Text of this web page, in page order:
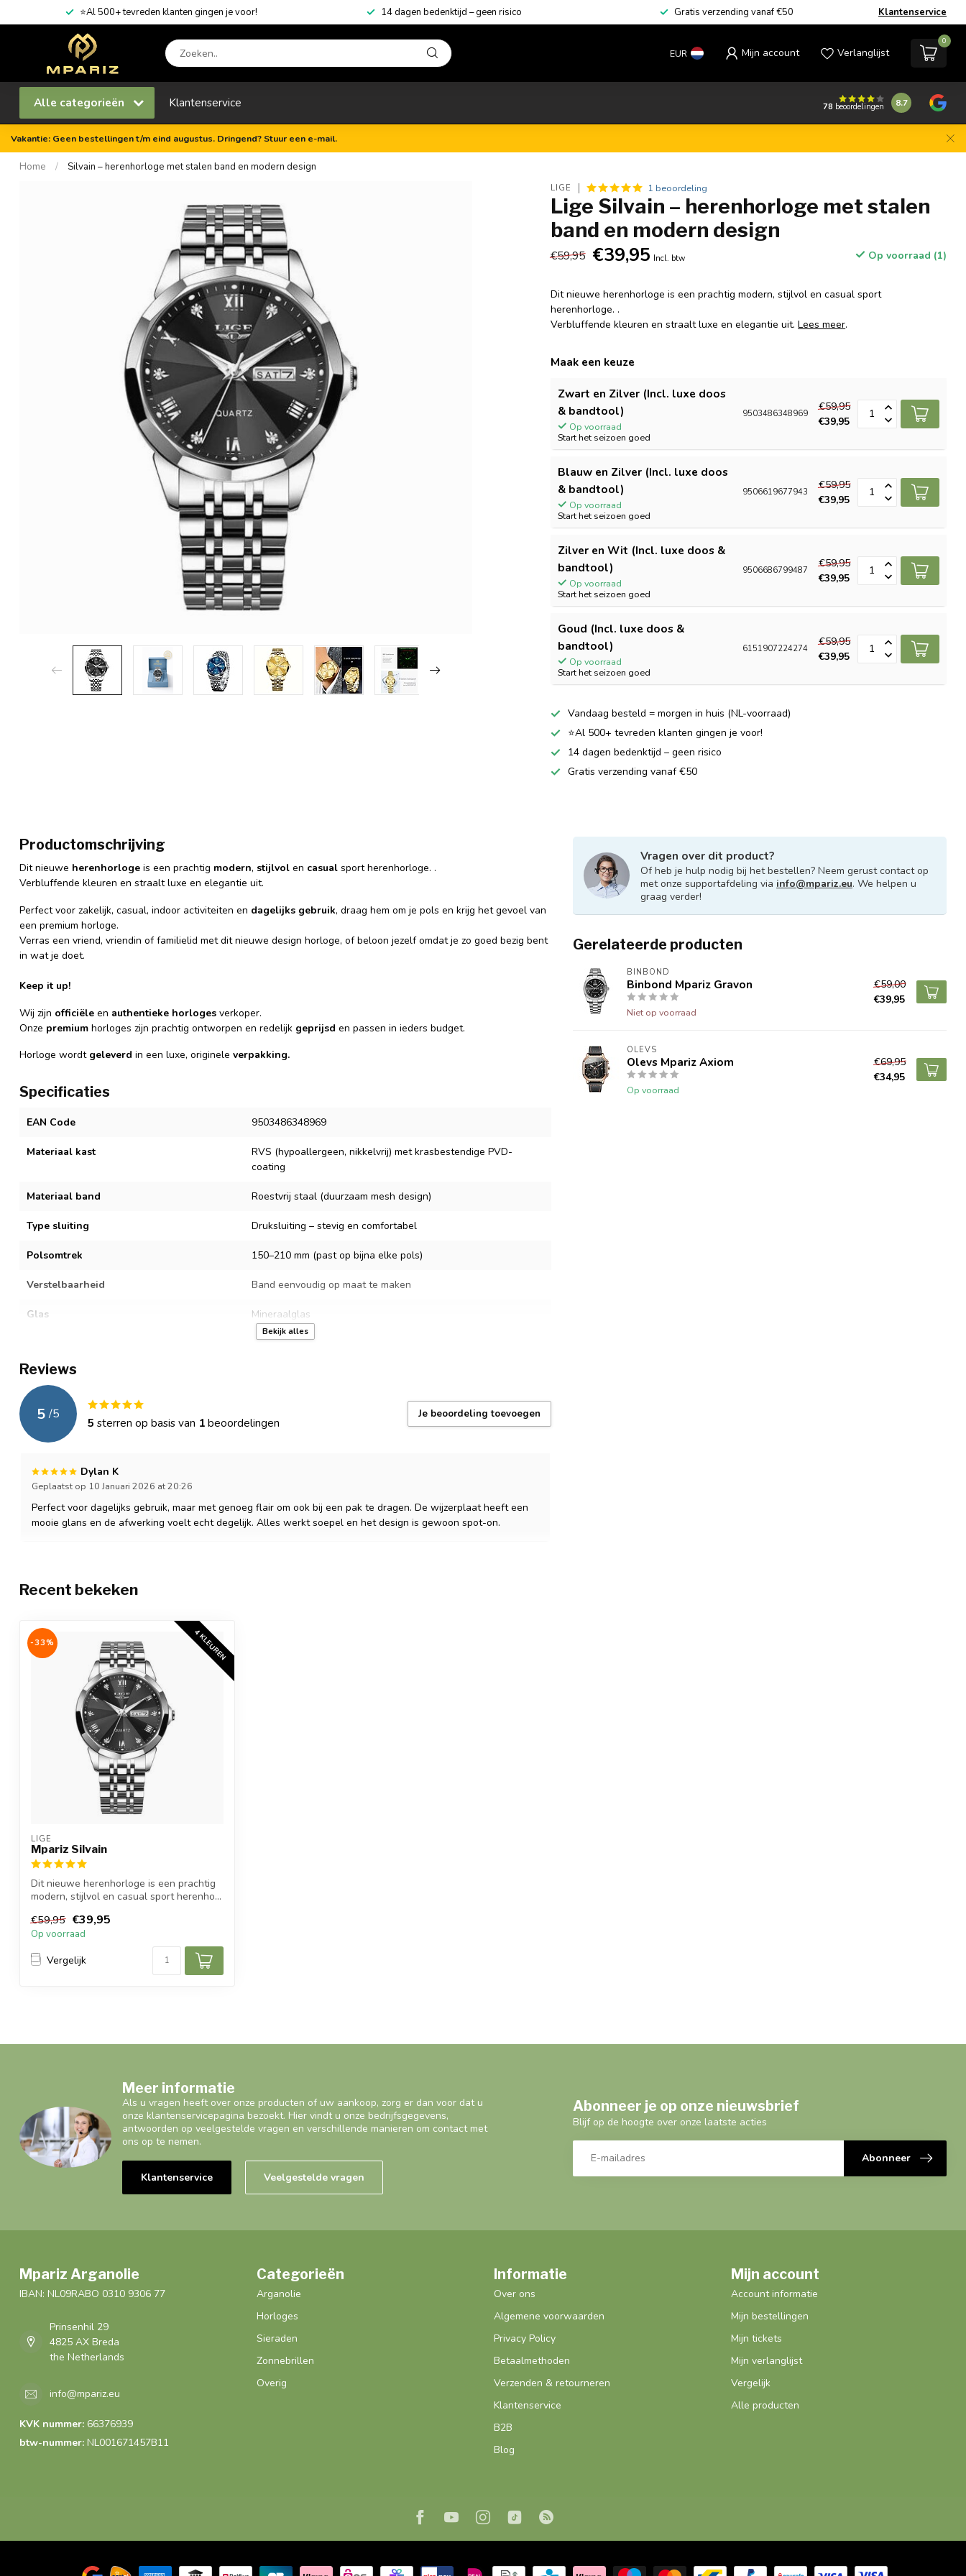
⭐Al 500+ tevreden klanten gingen je voor! 14 dagen bedenktijd – geen risico Gratis verzending vanaf €50 Klantenservice
EUR Mijn account Verlanglijst
0
Alle categorieën Klantenservice 78 beoordelingen 8.7
Vakantie: Geen bestellingen t/m eind augustus. Dringend? Stuur een e-mail.
Home / Silvain – herenhorloge met stalen band en modern design
LIGE 1 beoordeling
Lige Silvain – herenhorloge met stalen
band en modern design
€59,95 €39,95 Incl. btw Op voorraad (1)
Dit nieuwe herenhorloge is een prachtig modern, stijlvol en casual sport
herenhorloge. .
Verbluffende kleuren en straalt luxe en elegantie uit.Lees meer.
Maak een keuze
Zwart en Zilver (Incl. luxe doos
& bandtool)
Op voorraad
Start het seizoen goed
9503486348969
€59,95
€39,95
Blauw en Zilver (Incl. luxe doos
& bandtool)
Op voorraad
Start het seizoen goed
9506619677943
€59,95
€39,95
Zilver en Wit (Incl. luxe doos &
bandtool)
Op voorraad
Start het seizoen goed
9506686799487
€59,95
€39,95
Goud (Incl. luxe doos &
bandtool)
Op voorraad
Start het seizoen goed
6151907224274
€59,95
€39,95
Vandaag besteld = morgen in huis (NL-voorraad)
⭐Al 500+ tevreden klanten gingen je voor!
14 dagen bedenktijd – geen risico
Gratis verzending vanaf €50
Productomschrijving
Dit nieuwe herenhorloge is een prachtig modern, stijlvol en casual sport herenhorloge. .
Verbluffende kleuren en straalt luxe en elegantie uit.
Perfect voor zakelijk, casual, indoor activiteiten en dagelijks gebruik, draag hem om je pols en krijg het gevoel van
een premium horloge.
Verras een vriend, vriendin of familielid met dit nieuwe design horloge, of beloon jezelf omdat je zo goed bezig bent
in wat je doet.
Keep it up!
Wij zijn officiële en authentieke horloges verkoper.
Onze premium horloges zijn prachtig ontworpen en redelijk geprijsd en passen in ieders budget.
Horloge wordt geleverd in een luxe, originele verpakking.
Specificaties
EAN Code 9503486348969
Materiaal kast
RVS (hypoallergeen, nikkelvrij) met krasbestendige PVD-
coating
Materiaal band Roestvrij staal (duurzaam mesh design)
Type sluiting Druksluiting – stevig en comfortabel
Polsomtrek 150–210 mm (past op bijna elke pols)
Verstelbaarheid Band eenvoudig op maat te maken
Glas Mineraalglas
Quartz
Batterijtype
Waterbestendig 3 ATM (spatwaterdicht: regen en handen wassen)
Garantie Officiële Mpariz garantie – 1 jaar
Extra
Bekijk alles
Reviews
5 /5
5 sterren op basis van 1beoordelingen
Je beoordeling toevoegen
Dylan K
Geplaatst op 10 Januari 2026 at 20:26
Perfect voor dagelijks gebruik, maar met genoeg flair om ook bij een pak te dragen. De wijzerplaat heeft een
mooie glans en de afwerking voelt echt degelijk. Alles werkt soepel en het design is gewoon spot-on.
Vragen over dit product?
Of heb je hulp nodig bij het bestellen? Neem gerust contact op
met onze supportafdeling via info@mpariz.eu. We helpen u
graag verder!
Gerelateerde producten
BINBOND
Binbond Mpariz Gravon
Niet op voorraad
€59,00
€39,95
OLEVS
Olevs Mpariz Axiom
Op voorraad
€69,95
€34,95
Recent bekeken
4 KLEUREN
-33%
LIGE
Mpariz Silvain
Dit nieuwe herenhorloge is een prachtig
modern, stijlvol en casual sport herenho...
€59,95 €39,95
Op voorraad
Vergelijk
Meer informatie
Als u vragen heeft over onze producten of uw aankoop, zorg er dan voor dat u
onze klantenservicepagina bezoekt. Hier vindt u onze bedrijfsgegevens,
antwoorden op veelgestelde vragen en verschillende manieren om contact met
ons op te nemen.
Klantenservice Veelgestelde vragen
Abonneer je op onze nieuwsbrief
Blijf op de hoogte over onze laatste acties
Abonneer
Mpariz Arganolie
IBAN: NL09RABO 0310 9306 77
Prinsenhil 29
4825 AX Breda
the Netherlands
info@mpariz.eu
KVK nummer: 66376939
btw-nummer: NL001671457B11
Categorieën
Arganolie
Horloges
Sieraden
Zonnebrillen
Overig
Informatie
Over ons
Algemene voorwaarden
Privacy Policy
Betaalmethoden
Verzenden & retourneren
Klantenservice
B2B
Blog
Mijn account
Account informatie
Mijn bestellingen
Mijn tickets
Mijn verlanglijst
Vergelijk
Alle producten